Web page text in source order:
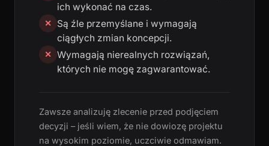
ich wykonać na czas.
✕
Są źle przemyślane i wymagają
ciągłych zmian koncepcji.
✕ Wymagają nierealnych rozwiązań,
których nie mogę zagwarantować.
Zawsze analizuję zlecenie przed podjęciem
decyzji – jeśli wiem, że nie dowiozę projektu
na wysokim poziomie, uczciwie odmawiam.